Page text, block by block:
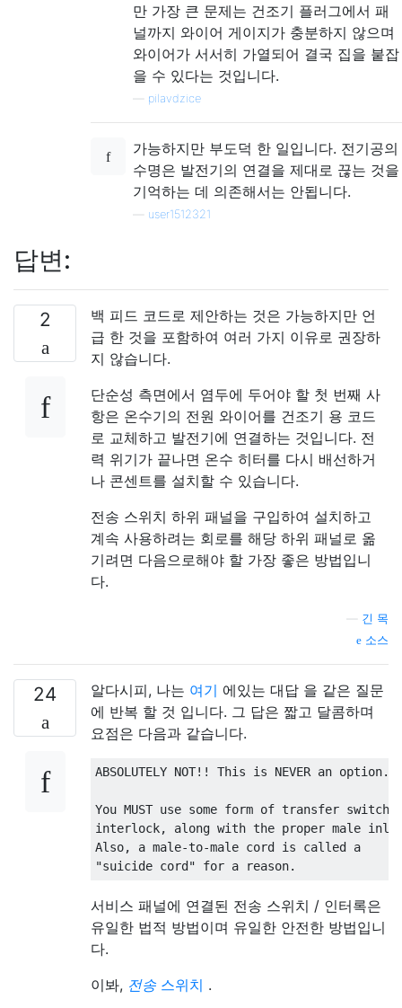
만 가장 큰 문제는 건조기 플러그에서 패
널까지 와이어 게이지가 충분하지 않으며
와이어가 서서히 가열되어 결국 집을 붙잡
을 수 있다는 것입니다.
pilavdzice
가능하지만 부도덕 한 일입니다. 전기공의
수명은 발전기의 연결을 제대로 끊는 것을
기억하는 데 의존해서는 안됩니다.
user1512321
답변:
2
백 피드 코드로 제안하는 것은 가능하지만 언
급 한 것을 포함하여 여러 가지 이유로 권장하
지 않습니다.
단순성 측면에서 염두에 두어야 할 첫 번째 사
항은 온수기의 전원 와이어를 건조기 용 코드
로 교체하고 발전기에 연결하는 것입니다. 전
력 위기가 끝나면 온수 히터를 다시 배선하거
나 콘센트를 설치할 수 있습니다.
전송 스위치 하위 패널을 구입하여 설치하고
계속 사용하려는 회로를 해당 하위 패널로 옮
기려면 다음으로해야 할 가장 좋은 방법입니
다.
긴 목
소스
24 알다시피, 나는 여기 에있는 대답 을 같은 질문
에 반복 할 것 입니다. 그 답은 짧고 달콤하며
요점은 다음과 같습니다.
ABSOLUTELY NOT!! This is NEVER an option.
You MUST use some form of transfer switch
interlock, along with the proper male
Also, a male-to-male cord is called a
서비스 패널에 연결된 전송 스위치 / 인터록은
유일한 법적 방법이며 유일한 안전한 방법입니
다.
이봐, 전송스위치 .